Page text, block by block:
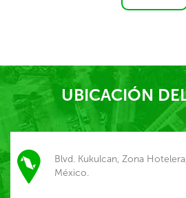
UBICACIÓN
Blvd. Kukulcan, Zona
México.